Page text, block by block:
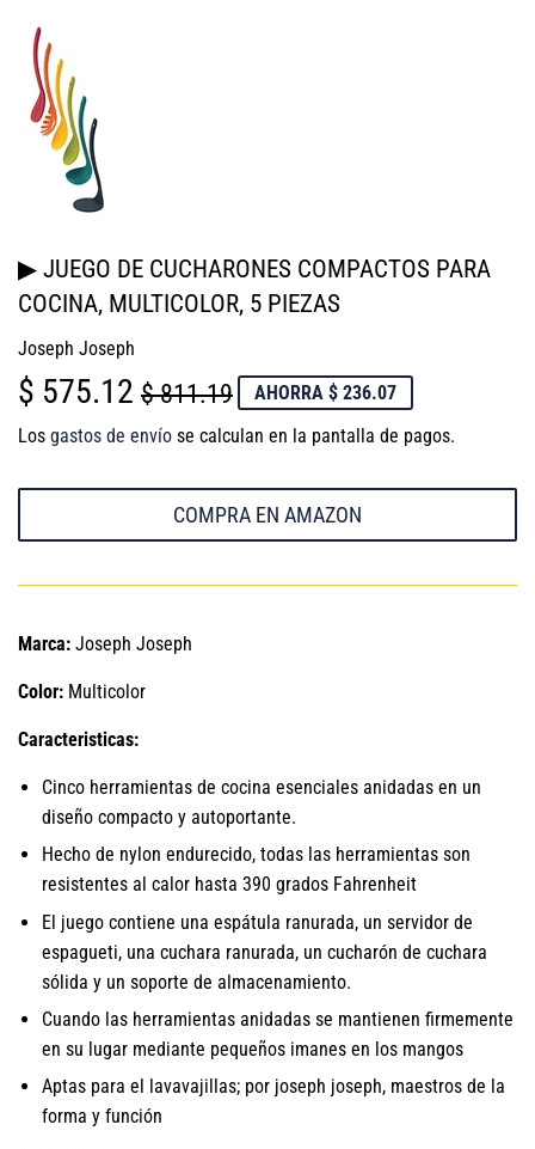
▶ JUEGO DE CUCHARONES COMPACTOS PARA
COCINA, MULTICOLOR, 5 PIEZAS
Joseph Joseph
$ 575.12 $ 811.19PRECIO
HABITUAL
$
811.19
PRECIO
DE
VENTA
$
575.12
AHORRA $ 236.07
Los gastos de envío se calculan en la pantalla de pagos.
COMPRA EN AMAZON
Marca: Joseph Joseph
Color: Multicolor
Caracteristicas:
Cinco herramientas de cocina esenciales anidadas en un
diseño compacto y autoportante.
Hecho de nylon endurecido, todas las herramientas son
resistentes al calor hasta 390 grados Fahrenheit
El juego contiene una espátula ranurada, un servidor de
espagueti, una cuchara ranurada, un cucharón de cuchara
sólida y un soporte de almacenamiento.
Cuando las herramientas anidadas se mantienen firmemente
en su lugar mediante pequeños imanes en los mangos
Aptas para el lavavajillas; por joseph joseph, maestros de la
forma y función